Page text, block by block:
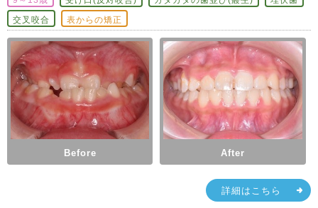
交叉咬合 表からの矯正
Before After
詳細はこちら